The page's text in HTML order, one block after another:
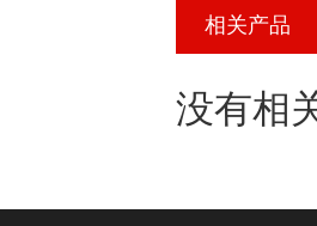
相关产品
没有相